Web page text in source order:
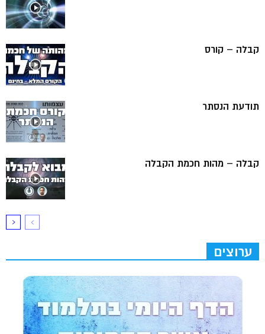
קבלה – קורס
תודעת הנסתר
קבלה – מהות חכמת הקבלה
ערוצים